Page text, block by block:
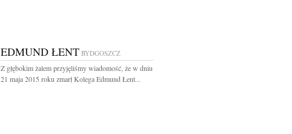
EDMUND ŁENT BYDGOSZCZ
Z głębokim żalem przyjęliśmy wiadomość, że w dniu
21 maja 2015 roku zmarł Kolega Edmund Łent...